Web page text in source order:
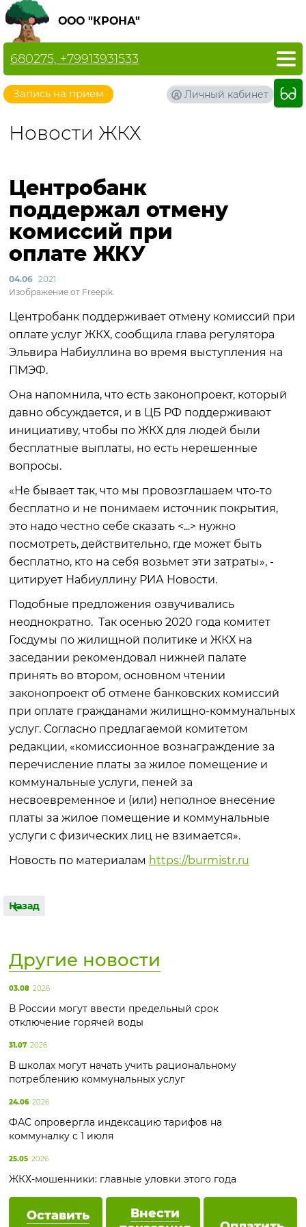
ООО "КРОНА"
Запись на прием
680275, +79913931533
Личный кабинет
Новости ЖКХ
Центробанк
поддержал отмену
комиссий при
оплате ЖКУ
04.06 2021
Изображение от Freepik
Центробанк поддерживает отмену комиссий при
оплате услуг ЖКХ, сообщила глава регулятора
Эльвира Набиуллина во время выступления на
ПМЭФ.
Она напомнила, что есть законопроект, который
давно обсуждается, и в ЦБ РФ поддерживают
инициативу, чтобы по ЖКХ для людей были
бесплатные выплаты, но есть нерешенные
вопросы.
«Не бывает так, что мы провозглашаем что-то
бесплатно и не понимаем источник покрытия,
это надо честно себе сказать <...> нужно
посмотреть, действительно, где может быть
бесплатно, кто на себя возьмет эти затраты», -
цитирует Набиуллину РИА Новости.
Подобные предложения озвучивались
неоднократно. Так осенью 2020 года комитет
Госдумы по жилищной политике и ЖКХ на
заседании рекомендовал нижней палате
принять во втором, основном чтении
законопроект об отмене банковских комиссий
при оплате гражданами жилищно-коммунальных
услуг. Согласно предлагаемой комитетом
редакции, «комиссионное вознаграждение за
перечисление платы за жилое помещение и
коммунальные услуги, пеней за
несвоевременное и (или) неполное внесение
платы за жилое помещение и коммунальные
услуги с физических лиц не взимается».
Новость по материалам https://burmistr.ru
Назад
Оставить
Внести
Другие новости
03.08 2026
В России могут ввести предельный срок
отключение горячей воды
31.07 2026
В школах могут начать учить рациональному
потреблению коммунальных услуг
24.06 2026
ФАС опровергла индексацию тарифов на
коммуналку с 1 июля
25.05 2026
ЖКХ-мошенники: главные уловки этого года